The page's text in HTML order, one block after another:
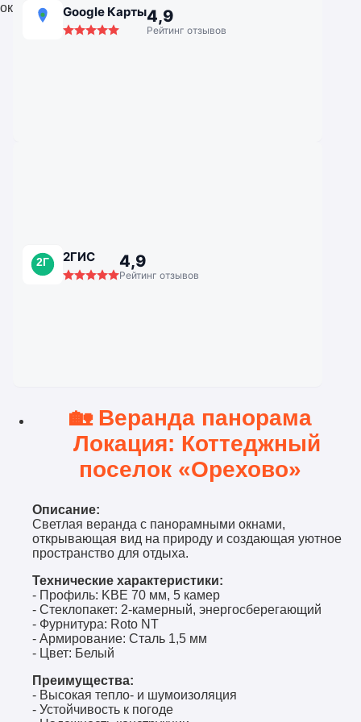
окна для квартиры
Google Карты4,9
Рейтинг отзывов
2Г 2ГИС 4,9
Рейтинг отзывов
🏡 Веранда панорама
Локация: Коттеджный
поселок «Орехово»
Описание:
Светлая веранда с панорамными окнами,
открывающая вид на природу и создающая уютное
пространство для отдыха.
Технические характеристики:
- Профиль: KBE 70 мм, 5 камер
- Стеклопакет: 2-камерный, энергосберегающий
- Фурнитура: Roto NT
- Армирование: Сталь 1,5 мм
- Цвет: Белый
Преимущества:
- Высокая тепло- и шумоизоляция
- Устойчивость к погоде